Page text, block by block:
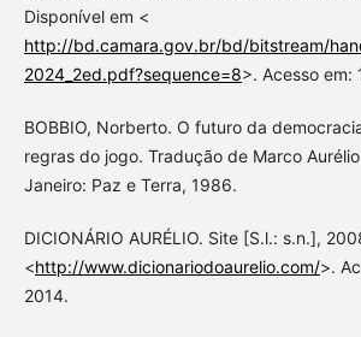
Disponível em <
http://bd.camara.gov.br/bd/bitstream/
2024_2ed.pdf?sequence=8>. Acesso em:
BOBBIO, Norberto. O futuro da
regras do jogo. Tradução de Marco
Janeiro: Paz e Terra, 1986.
DICIONÁRIO AURÉLIO. Site [S.l.: s.n.],
<http://www.dicionariodoaurelio.com/>.
2014.